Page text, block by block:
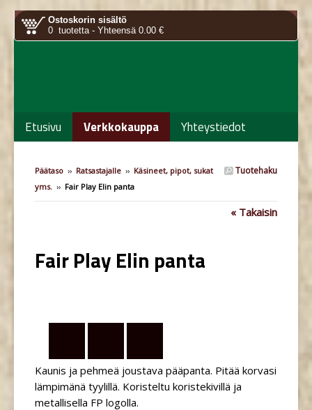
Ostoskorin sisältö
0 tuotetta - Yhteensä 0.00 €
Etusivu Verkkokauppa Yhteystiedot
Tuotehaku
Päätaso ›› Ratsastajalle ›› Käsineet, pipot, sukat
yms. ›› Fair Play Elin panta
« Takaisin
Fair Play Elin panta
Kaunis ja pehmeä joustava pääpanta. Pitää korvasi
lämpimänä tyylillä. Koristeltu koristekivillä ja
metallisella FP logolla.